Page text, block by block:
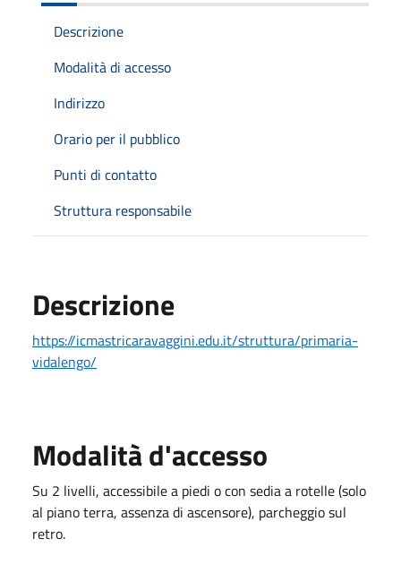
Descrizione
Modalità di accesso
Indirizzo
Orario per il pubblico
Punti di contatto
Struttura responsabile
Descrizione
https://icmastricaravaggini.edu.it/struttura/primaria-
vidalengo/
Modalità d'accesso
Su 2 livelli, accessibile a piedi o con sedia a rotelle (solo
al piano terra, assenza di ascensore), parcheggio sul
retro.